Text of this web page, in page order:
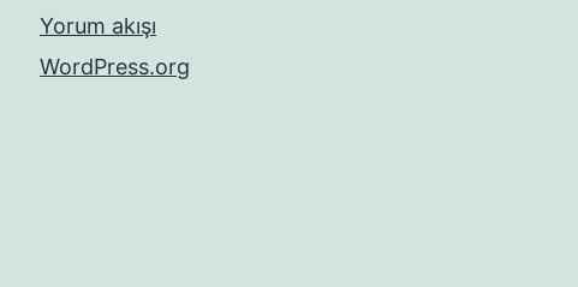
Yorum akışı
WordPress.org